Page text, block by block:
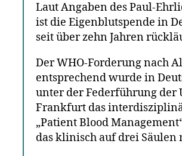
Laut Angaben des Paul-
ist die Eigenblutspende in
seit über zehn Jahren
Der WHO-Forderung nach
entsprechend wurde in
unter der Federführung
Frankfurt das
„Patient Blood
das klinisch auf drei Säulen